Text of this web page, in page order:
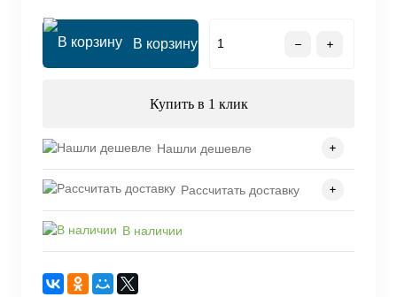
В корзину
Купить в 1 клик
Нашли дешевле
Рассчитать доставку
В наличии